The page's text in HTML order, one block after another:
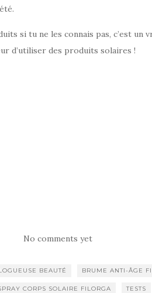
si tu ne les connais pas, c’est un
d’utiliser des produits solaires !
No comments yet
BEAUTÉ BRUME ANTI-ÂGE
CORPS SOLAIRE FILORGA TESTS